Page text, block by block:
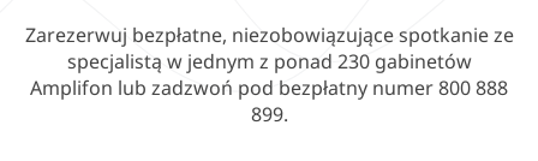
Zarezerwuj bezpłatne, niezobowiązujące spotkanie ze
specjalistą w jednym z ponad 230 gabinetów
Amplifon lub zadzwoń pod bezpłatny numer 800 888
899.